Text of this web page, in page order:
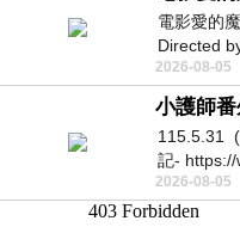
電影愛的
Directed
Chiarella
2026-08-05
小護師
115.5.31
記-
2026-08-05